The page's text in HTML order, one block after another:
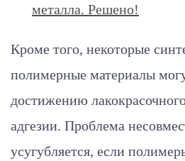
металла. Решено!
Кроме того, некоторые
полимерные материалы
достижению
адгезии. Проблема
усугубляется, если